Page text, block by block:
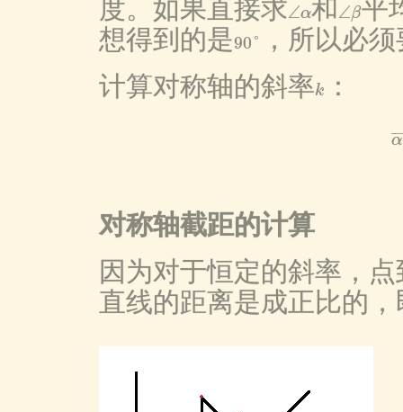
度。如果直接求∠α
∠α和 ∠β
∠β平
想得到的是90°
90°
，所以必
计算对称轴的斜率k
k ：
α
¯¯
¯
对称轴截距的计算
因为对于恒定的斜率，
直线的距离是成正比的，